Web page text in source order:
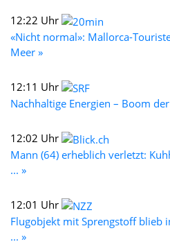
12:22 Uhr
«Nicht normal»: Mallorca-
Meer »
12:11 Uhr
Nachhaltige Energien – Boom
12:02 Uhr
Mann (64) erheblich verletzt:
... »
12:01 Uhr
Flugobjekt mit Sprengstoff blieb
... »